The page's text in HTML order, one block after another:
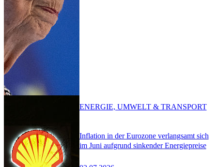
Inflation in der Eurozone verlangsamt sich
im Juni aufgrund sinkender Energiepreise
ENERGIE, UMWELT & TRANSPORT